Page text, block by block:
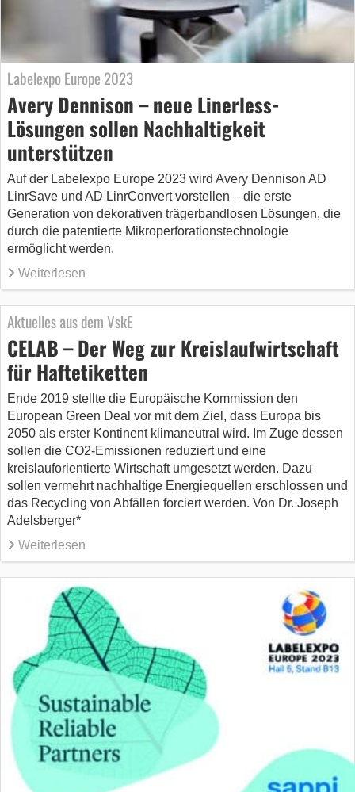
Labelexpo Europe 2023
Avery Dennison – neue Linerless-
Lösungen sollen Nachhaltigkeit
unterstützen
Auf der Labelexpo Europe 2023 wird Avery Dennison AD
LinrSave und AD LinrConvert vorstellen – die erste
Generation von dekorativen trägerbandlosen Lösungen, die
durch die patentierte Mikroperforationstechnologie
ermöglicht werden.
Weiterlesen
Aktuelles aus dem VskE
CELAB – Der Weg zur Kreislaufwirtschaft
für Haftetiketten
Ende 2019 stellte die Europäische Kommission den
European Green Deal vor mit dem Ziel, dass Europa bis
2050 als erster Kontinent klimaneutral wird. Im Zuge dessen
sollen die CO2-Emissionen reduziert und eine
kreislauforientierte Wirtschaft umgesetzt werden. Dazu
sollen vermehrt nachhaltige Energiequellen erschlossen und
das Recycling von Abfällen forciert werden. Von Dr. Joseph
Adelsberger*
Weiterlesen